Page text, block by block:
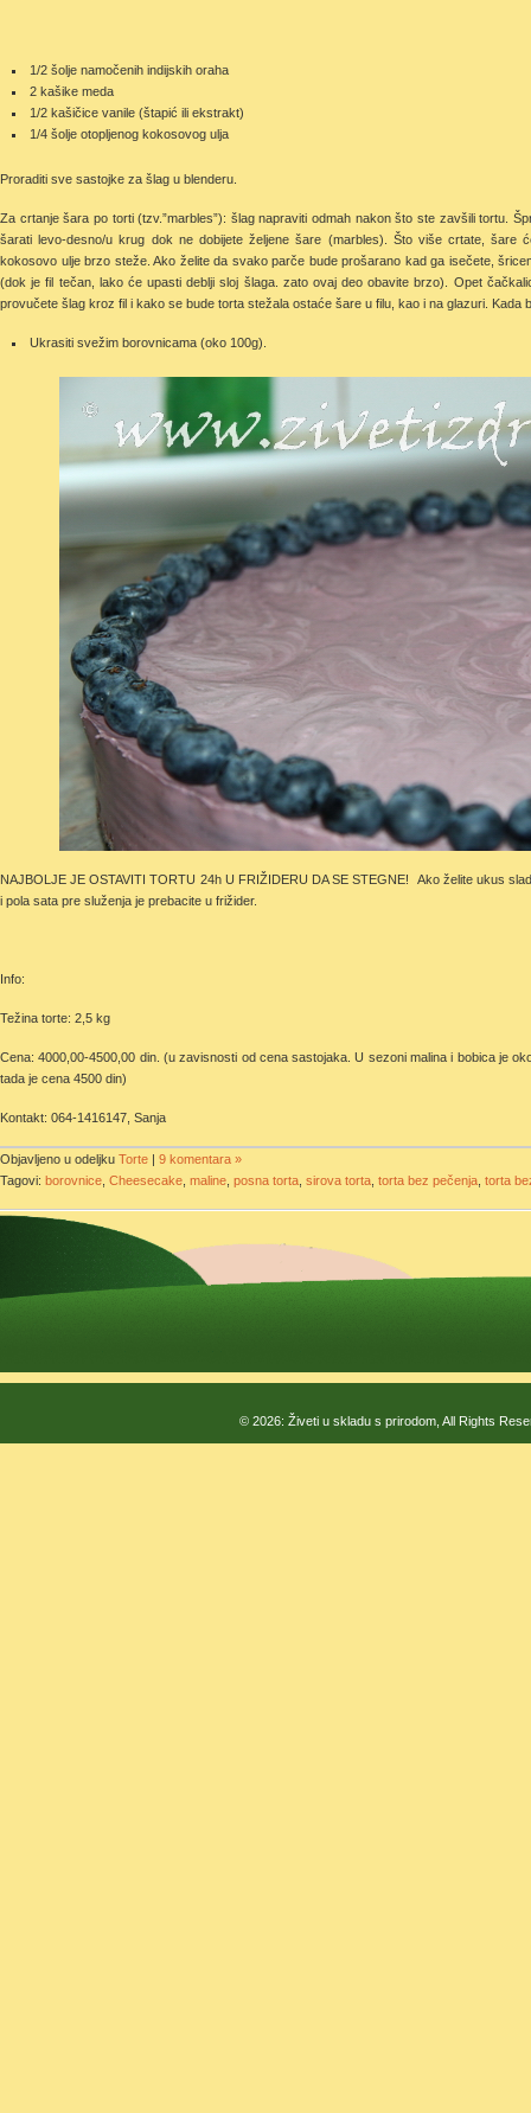
1/2 šolje namočenih indijskih oraha
2 kašike meda
1/2 kašičice vanile (štapić ili ekstrakt)
1/4 šolje otopljenog kokosovog ulja
Proraditi sve sastojke za šlag u blenderu.
Za crtanje šara po torti (tzv.”marbles”): šlag napraviti odmah nakon što ste zavšili tortu.
šarati levo-desno/u krug dok ne dobijete željene šare (marbles). Što više crtate, šare
kokosovo ulje brzo steže. Ako želite da svako parče bude prošarano kad ga isečete,
(dok je fil tečan, lako će upasti deblji sloj šlaga. zato ovaj deo obavite brzo). Opet
provučete šlag kroz fil i kako se bude torta stežala ostaće šare u filu, kao i na glazuri.
Ukrasiti svežim borovnicama (oko 100g).
NAJBOLJE JE OSTAVITI TORTU 24h U FRIŽIDERU DA SE STEGNE! Ako želite ukus
i pola sata pre služenja je prebacite u frižider.
Info:
Težina torte: 2,5 kg
Cena: 4000,00-4500,00 din. (u zavisnosti od cena sastojaka. U sezoni malina i bobica je
tada je cena 4500 din)
Kontakt: 064-1416147, Sanja
Objavljeno u odeljku Torte | 9 komentara »
Tagovi: borovnice Cheesecake maline posna torta sirova torta torta bez pečenja torta
© 2026: Živeti u skladu s prirodom, All Rights